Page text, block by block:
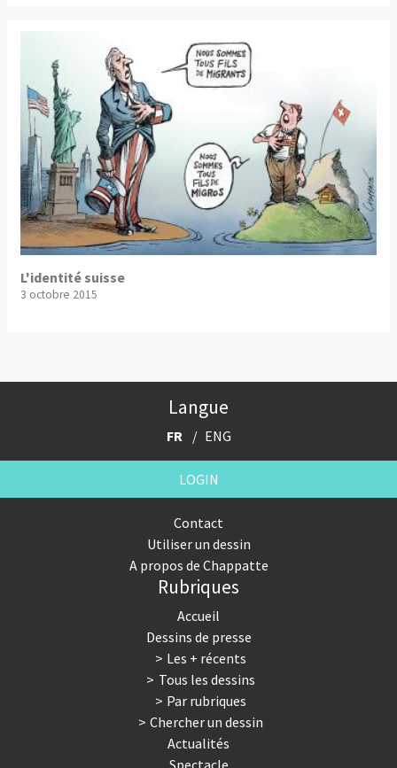
L'identité suisse
3 octobre 2015
Langue
FR ENG
LOGIN
Contact
Utiliser un dessin
A propos de Chappatte
Rubriques
Accueil
Dessins de presse
Les + récents
Tous les dessins
Par rubriques
Chercher un dessin
Actualités